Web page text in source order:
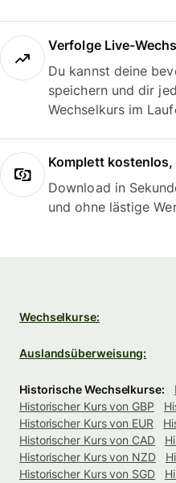
Verfolge Live-
Du kannst deine
speichern und dir
Wechselkurs im
Komplett
Download in
und ohne lästige
Wechselkurse:
Auslandsüberweisung:
Historische Wechselkurse:
Historischer Kurs von GBP
Historischer Kurs von EUR
Historischer Kurs von CAD
Historischer Kurs von NZD
Historischer Kurs von SGD